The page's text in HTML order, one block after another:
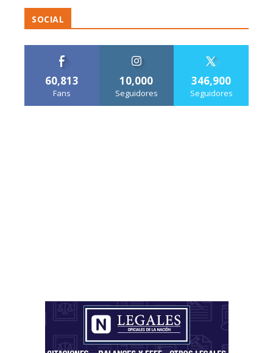
SOCIAL
60,813
Fans
10,000
Seguidores
346,900
Seguidores